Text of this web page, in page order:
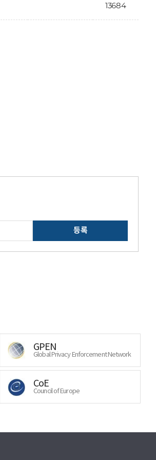
13684
등록
GPEN
Global Privacy Enforcement Network
CoE
Council of Europe